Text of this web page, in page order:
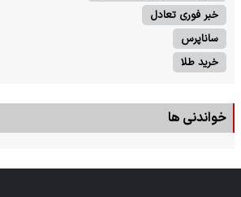
خبر فوری تعادل
ساناپرس
خرید طلا
خواندنی ها